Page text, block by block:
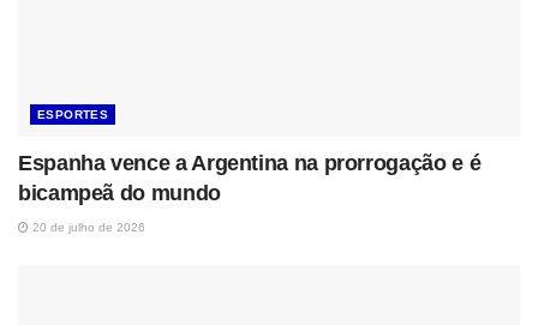
ESPORTES
Espanha vence a Argentina na prorrogação e é
bicampeã do mundo
20 de julho de 2026